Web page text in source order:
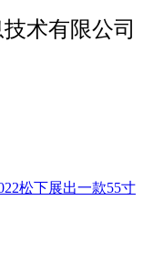
术有限公司
松下展出一款55寸